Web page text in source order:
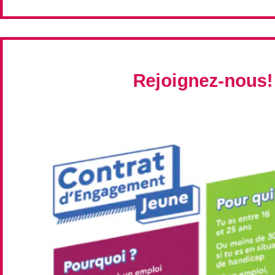
Rejoignez-nous!